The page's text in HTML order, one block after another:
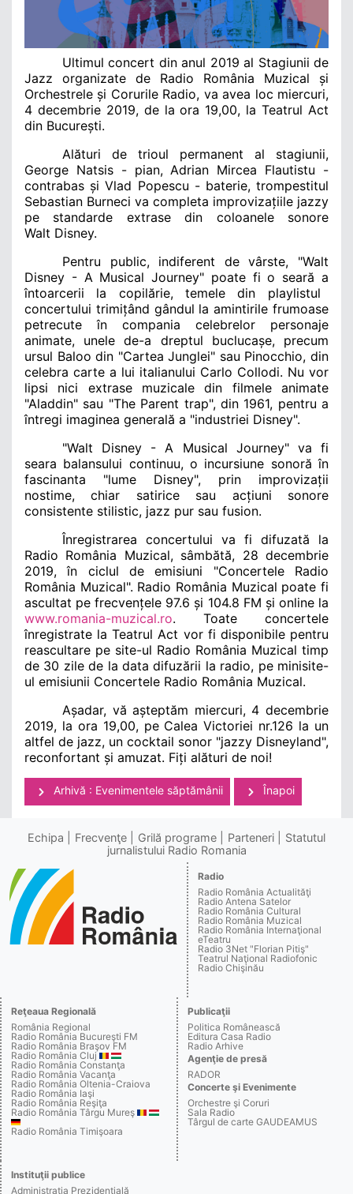
Ultimul concert din anul 2019 al Stagiunii de
Jazz organizate de Radio România Muzical și
Orchestrele și Corurile Radio, va avea loc miercuri,
4 decembrie 2019, de la ora 19,00, laTeatrul Act
din București.
Alături de trioul permanent al stagiunii,
George Natsis- pian,Adrian Mircea Flautistu -
contrabas șiVlad Popescu - baterie, trompestitul
Sebastian Burneci va completa improvizațiile jazzy
pe standarde extrase din coloanele sonore
Walt Disney.
Pentru public, indiferent de vârste, "Walt
Disney - A Musical Journey" poate fi o seară a
întoarcerii la copilărie, temele din playlistul
concertului trimițând gândul la amintirile frumoase
petrecute în compania celebrelor personaje
animate, unele de-a dreptul buclucașe, precum
ursul Baloo din "Cartea Junglei" sau Pinocchio, din
celebra carte a lui italianului Carlo Collodi. Nu vor
lipsi nici extrase muzicale din filmele animate
"Aladdin" sau "The Parent trap", din 1961, pentru a
întregi imaginea generală a "industriei Disney".
"Walt Disney - A Musical Journey" va fi
seara balansului continuu, o incursiune sonoră în
fascinanta "lume Disney", prin improvizații
nostime, chiar satirice sau acțiuni sonore
consistente stilistic, jazz pur sau fusion.
Înregistrarea concertului va fi difuzată la
Radio România Muzical, sâmbătă, 28 decembrie
2019, în ciclul de emisiuni "Concertele Radio
România Muzical". Radio România Muzical poate fi
ascultat pe frecvențele 97.6 și 104.8 FM și online la
www.romania-muzical.ro. Toate concertele
înregistrate laTeatrul Act vor fi disponibile pentru
reascultare pe site-ul Radio România Muzical timp
de 30 zile de la data difuzării la radio, pe minisite-
ul emisiunii Concertele Radio România Muzical.
Așadar, vă așteptăm miercuri, 4 decembrie
2019, la ora 19,00, pe Calea Victoriei nr.126 la un
altfel de jazz, un cocktail sonor "jazzy Disneyland",
reconfortant și amuzat. Fiți alături de noi!
Arhivă : Evenimentele săptămânii Înapoi
Echipa Frecvenţe Grilă programe Parteneri
Statutul
jurnalistului Radio Romania
Radio
Radio România Actualităţi
Radio Antena Satelor
Radio România Cultural
Radio România Muzical
Radio România Internaţional
eTeatru
Radio 3Net "Florian Pitiş"
Teatrul Naţional Radiofonic
Radio Chişinău
Reţeaua Regională
România Regional
Radio România Bucureşti FM
Radio România Braşov FM
Radio România Cluj
Radio România Constanţa
Radio România Vacanţa
Radio România Oltenia-Craiova
Radio România Iaşi
Radio România Reşiţa
Radio România Târgu Mureş
Radio România Timişoara
Publicaţii
Politica Românească
Editura Casa Radio
Radio Arhive
Agenţie de presă
RADOR
Concerte şi Evenimente
Orchestre şi Coruri
Sala Radio
Târgul de carte GAUDEAMUS
Instituţii publice
Administraţia Prezidenţială